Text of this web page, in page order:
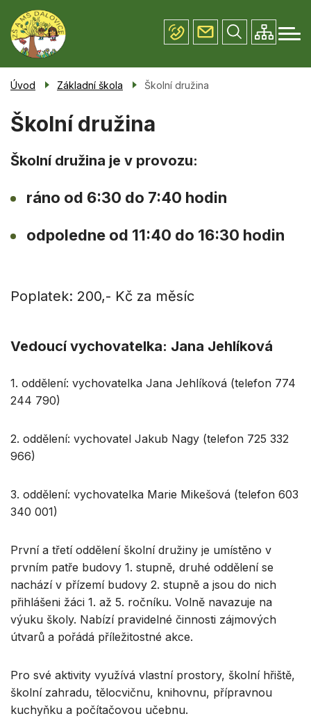
Přejít
hlavnímu
obsahu
Menu
navigace
Základní škola
Mateřská škola
Kontakty
Úvod Základní škola Školní družina
Školní družina
Školní družina je v provozu:
ráno od 6:30 do 7:40 hodin
odpoledne od 11:40 do 16:30 hodin
Poplatek: 200,- Kč za měsíc
Vedoucí vychovatelka: Jana Jehlíková
1. oddělení: vychovatelka Jana Jehlíková (telefon 774
244 790)
2. oddělení: vychovatel Jakub Nagy (telefon 725 332
966)
3. oddělení: vychovatelka Marie Mikešová (telefon 603
340 001)
První a třetí oddělení školní družiny je umístěno v
prvním patře budovy 1. stupně, druhé oddělení se
nachází v přízemí budovy 2. stupně a jsou do nich
přihlášeni žáci 1. až 5. ročníku. Volně navazuje na
výuku školy. Nabízí pravidelné činnosti zájmových
útvarů a pořádá příležitostné akce.
Pro své aktivity využívá vlastní prostory, školní hřiště,
školní zahradu, tělocvičnu, knihovnu, přípravnou
kuchyňku a počítačovou učebnu.